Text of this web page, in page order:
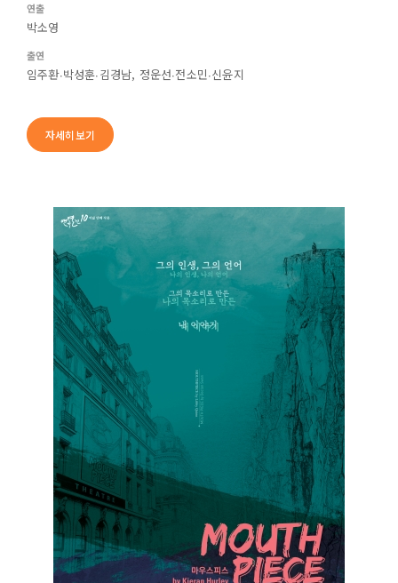
연출
박소영
출연
임주환∙박성훈∙김경남, 정운선∙전소민∙신윤지
자세히보기